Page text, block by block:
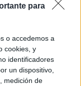
para
o accedemos a
cookies, y
identificadores
un dispositivo,
medición de